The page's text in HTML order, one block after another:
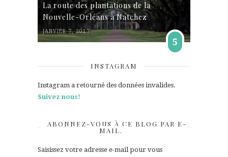
La route des plantations de la
Nouvelle-Orléans à Natchez
JANVIER 7, 2017
5
INSTAGRAM
Instagram a retourné des données invalides.
Suivez nous!
ABONNEZ-VOUS À CE BLOG PAR E-
MAIL.
Saisissez votre adresse e-mail pour vous